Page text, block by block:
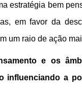
estratégia bem
em favor da
um raio de ação
e os
influenciando a